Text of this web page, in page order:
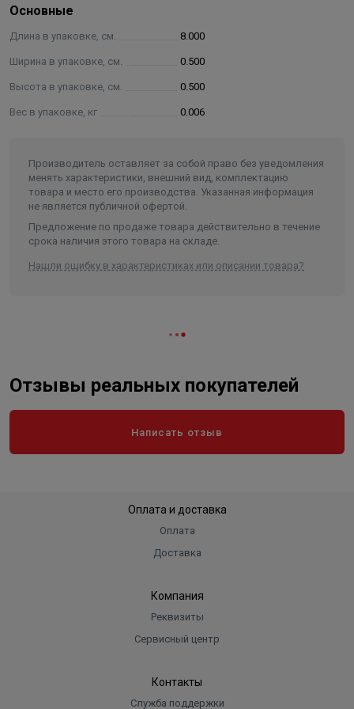
Основные
Длина в упаковке, см. 8.000
Ширина в упаковке, см. 0.500
Высота в упаковке, см. 0.500
Вес в упаковке, кг 0.006
Производитель оставляет за собой право без уведомления
менять характеристики, внешний вид, комплектацию
товара и место его производства. Указанная информация
не является публичной офертой.
Предложение по продаже товара действительно в течение
срока наличия этого товара на складе.
Нашли ошибку в характеристиках или описании товара?
Отзывы реальных покупателей
Написать отзыв
Оплата и доставка
Оплата
Доставка
Компания
Реквизиты
Сервисный центр
Контакты
Служба поддержки